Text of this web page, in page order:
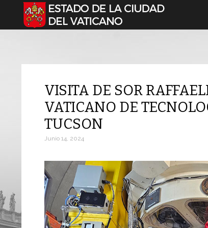
Seleccione su idioma
VISITA DE SOR
VATICANO DE
TUCSON
Junio 14, 2024